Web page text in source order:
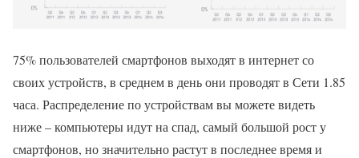
75% пользователей смартфонов выходят в интернет со
своих устройств, в среднем в день они проводят в Сети 1.85
часа. Распределение по устройствам вы можете видеть
ниже – компьютеры идут на спад, самый большой рост у
смартфонов, но значительно растут в последнее время и